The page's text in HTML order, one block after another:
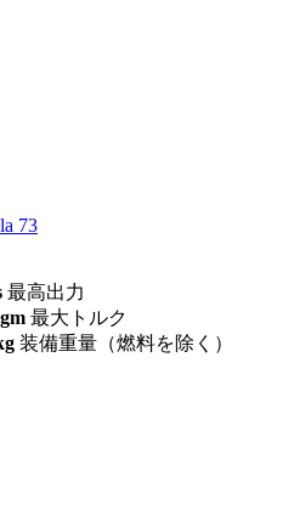
73
最高出力
最大トルク
装備重量（燃料を除く）